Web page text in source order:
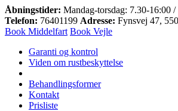
Åbningstider: Mandag-torsdag: 7.30-16:00
Telefon: 76401199 Adresse: Fynsvej 47,
Book Middelfart Book Vejle
Garanti og kontrol
Viden om rustbeskyttelse
Behandlingsformer
Kontakt
Prisliste